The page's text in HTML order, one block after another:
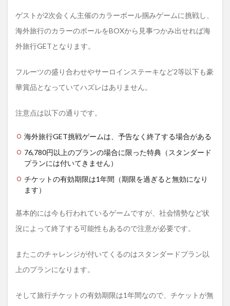
ゲストが2次会くん主催のカラーボール掴みゲームに挑戦し、
海外旅行のカラーのボールをBOXから見事つかみ出せれば海
外旅行GETとなります。
フルーツの盛り合わせやサーロインステーキなど2等以下も豪
華賞品となっていてハズレはありません。
注意点は以下の通りです。
海外旅行GET挑戦ゲームは、予告なく終了する場合がある
76,780円以上のプランの場合に限った特典（スタンダード
プランには付いてきません）
チケットの有効期限は1年間（期限を過ぎると無効になり
ます）
基本的には今も行われているゲームですが、社会情勢など状
況によって終了する可能性もあるので注意が必要です。
またこのチャレンジが付いてくるのはスタンダードプラン以
上のプランになります。
そして旅行チケットの有効期限は1年間なので、チケットが無